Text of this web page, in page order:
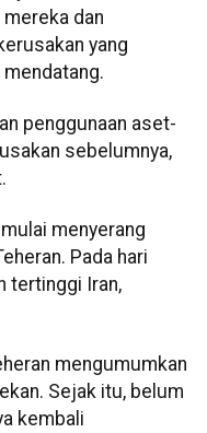
dan
yang
penggunaan aset-
sebelumnya,
menyerang
Pada hari
tertinggi Iran,
mengumumkan
Sejak itu, belum
kembali